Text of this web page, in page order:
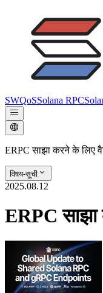
SWQoSSolana RPC
ERPC साझा करने के लिए
विषय-सूची
2025.08.12
ERPC